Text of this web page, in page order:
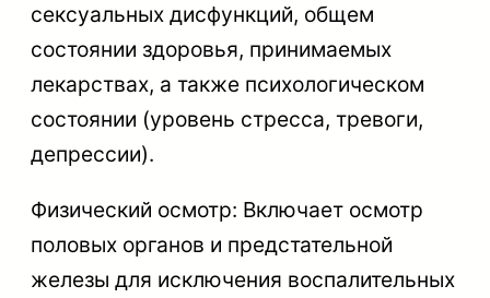
сексуальных дисфункций, общем
состоянии здоровья, принимаемых
лекарствах, а также психологическом
состоянии (уровень стресса, тревоги,
депрессии).
Физический осмотр: Включает осмотр
половых органов и предстательной
железы для исключения воспалительных